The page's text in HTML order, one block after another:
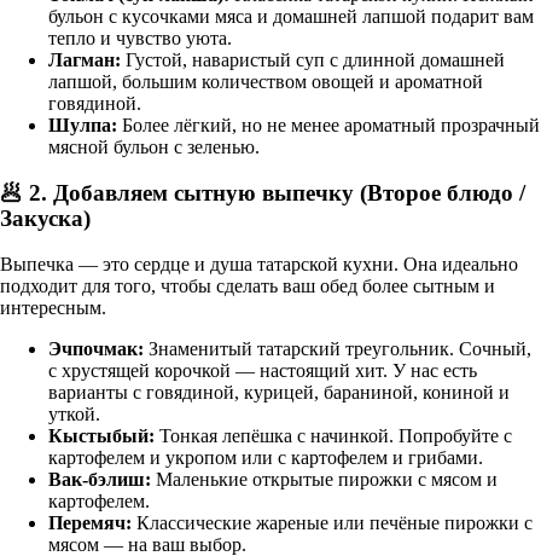
бульон с кусочками мяса и домашней лапшой подарит вам
тепло и чувство уюта.
Лагман: Густой, наваристый суп с длинной домашней
лапшой, большим количеством овощей и ароматной
говядиной.
Шулпа: Более лёгкий, но не менее ароматный прозрачный
мясной бульон с зеленью.
🥟 2. Добавляем сытную выпечку (Второе блюдо /
Закуска)
Выпечка — это сердце и душа татарской кухни. Она идеально
подходит для того, чтобы сделать ваш обед более сытным и
интересным.
Эчпочмак: Знаменитый татарский треугольник. Сочный,
с хрустящей корочкой — настоящий хит. У нас есть
варианты с говядиной, курицей, бараниной, кониной и
уткой.
Кыстыбый: Тонкая лепёшка с начинкой. Попробуйте с
картофелем и укропом или с картофелем и грибами.
Вак-бэлиш: Маленькие открытые пирожки с мясом и
картофелем.
Перемяч: Классические жареные или печёные пирожки с
мясом — на ваш выбор.